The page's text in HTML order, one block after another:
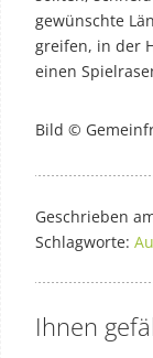
gewünschte
greifen, in der
einen
Bild ©
Geschrieben
Schlagworte:
Ihnen